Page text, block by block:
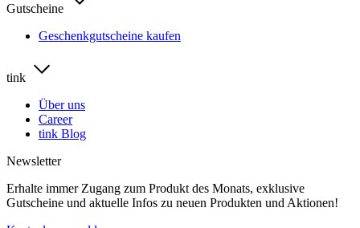
Gutscheine
Geschenkgutscheine kaufen
tink
Über uns
Career
tink Blog
Newsletter
Erhalte immer Zugang zum Produkt des Monats, exklusive
Gutscheine und aktuelle Infos zu neuen Produkten und Aktionen!